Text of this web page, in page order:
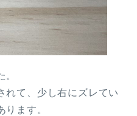
れて、少し右にズレてい
ります。